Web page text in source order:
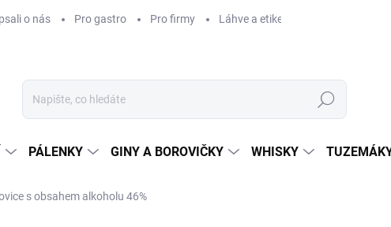
o nás Pro gastro Pro firmy Láhve a etikety na míru
Hledat
PÁLENKY GINY A BOROVIČKY WHISKY
s obsahem alkoholu 46%